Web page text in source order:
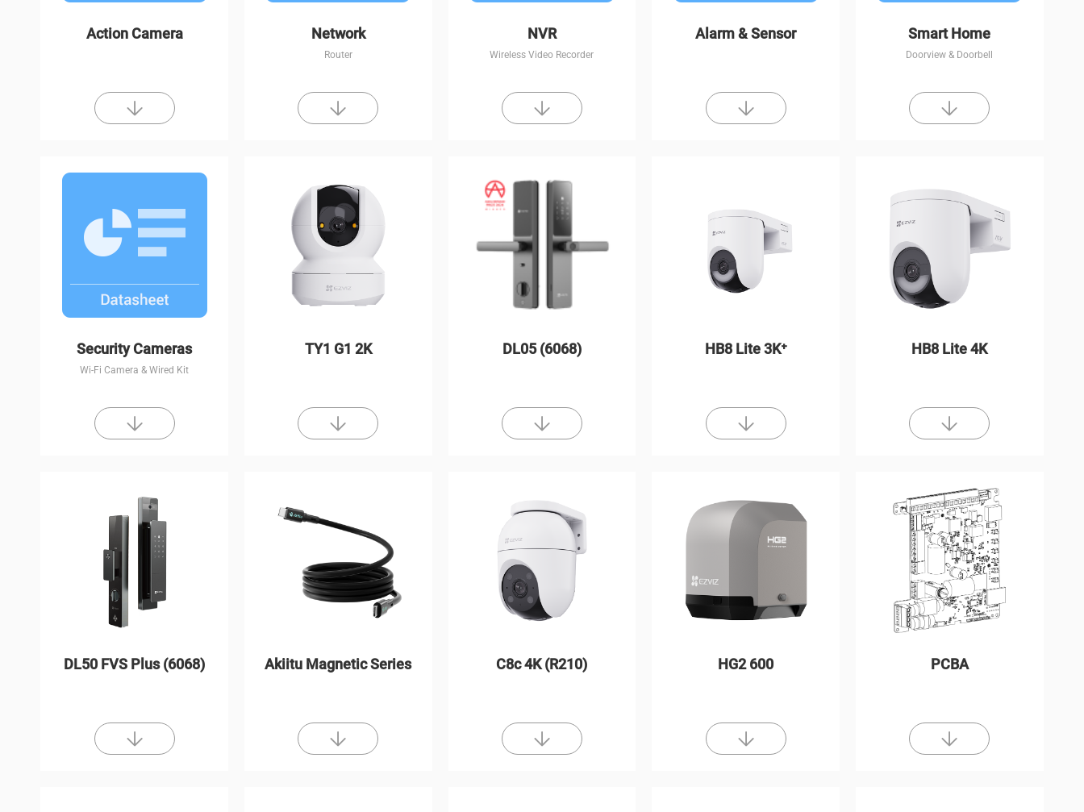
Action Camera Network
Router
NVR
Wireless Video Recorder
Alarm & Sensor Smart Home
Doorview & Doorbell
Security Cameras
Wi-Fi Camera & Wired Kit
TY1 G1 2K DL05 (6068) HB8 Lite 3K⁺ HB8 Lite 4K
DL50 FVS Plus (6068) Akiitu Magnetic Series C8c 4K (R210) HG2 600 PCBA